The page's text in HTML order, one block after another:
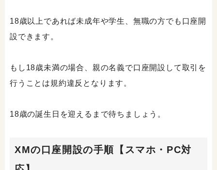
18歳以上であれば未成年や学生、無職の方でも口座開
設できます。
もし18歳未満の場合、親の名義で口座開設して取引を
行うことは規約違反となります。
18歳の誕生日を迎えるまで待ちましょう。
XMの口座開設の手順【スマホ・PC対